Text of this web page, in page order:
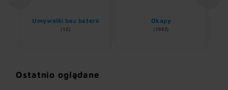
Umywalki bez baterii
(12)
Okapy
(1082)
Ostatnio oglądane